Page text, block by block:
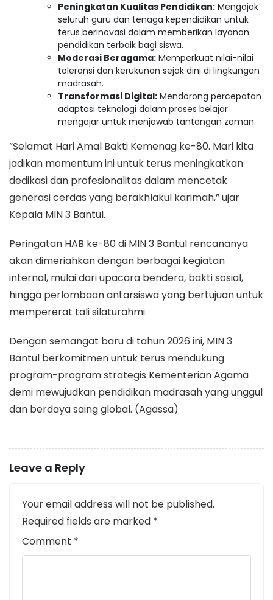
Peningkatan Kualitas Pendidikan: Mengajak
seluruh guru dan tenaga kependidikan untuk
terus berinovasi dalam memberikan layanan
pendidikan terbaik bagi siswa.
Moderasi Beragama: Memperkuat nilai-nilai
toleransi dan kerukunan sejak dini di lingkungan
madrasah.
Transformasi Digital: Mendorong percepatan
adaptasi teknologi dalam proses belajar
mengajar untuk menjawab tantangan zaman.
​”Selamat Hari Amal Bakti Kemenag ke-80. Mari kita
jadikan momentum ini untuk terus meningkatkan
dedikasi dan profesionalitas dalam mencetak
generasi cerdas yang berakhlakul karimah,” ujar
Kepala MIN 3 Bantul.
​Peringatan HAB ke-80 di MIN 3 Bantul rencananya
akan dimeriahkan dengan berbagai kegiatan
internal, mulai dari upacara bendera, bakti sosial,
hingga perlombaan antarsiswa yang bertujuan untuk
mempererat tali silaturahmi.
​Dengan semangat baru di tahun 2026 ini, MIN 3
Bantul berkomitmen untuk terus mendukung
program-program strategis Kementerian Agama
demi mewujudkan pendidikan madrasah yang unggul
dan berdaya saing global. (Agassa)
Leave a Reply
Your email address will not be published.
Required fields are marked *
Comment *